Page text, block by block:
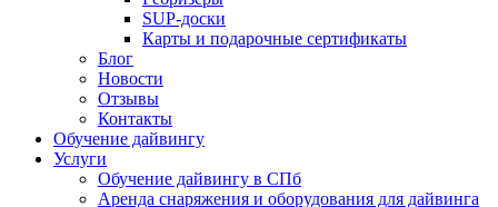
SUP-доски
Карты и подарочные сертификаты
Блог
Новости
Отзывы
Контакты
Обучение дайвингу
Услуги
Обучение дайвингу в СПб
Аренда снаряжения и оборудования для дайвинга